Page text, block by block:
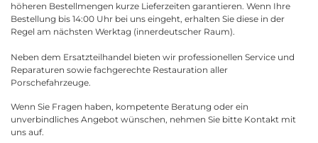
höheren Bestellmengen kurze Lieferzeiten garantieren. Wenn Ihre
Bestellung bis 14:00 Uhr bei uns eingeht, erhalten Sie diese in der
Regel am nächsten Werktag (innerdeutscher Raum).
Neben dem Ersatzteilhandel bieten wir professionellen Service und
Reparaturen sowie fachgerechte Restauration aller
Porschefahrzeuge.
Wenn Sie Fragen haben, kompetente Beratung oder ein
unverbindliches Angebot wünschen, nehmen Sie bitte Kontakt mit
uns auf.